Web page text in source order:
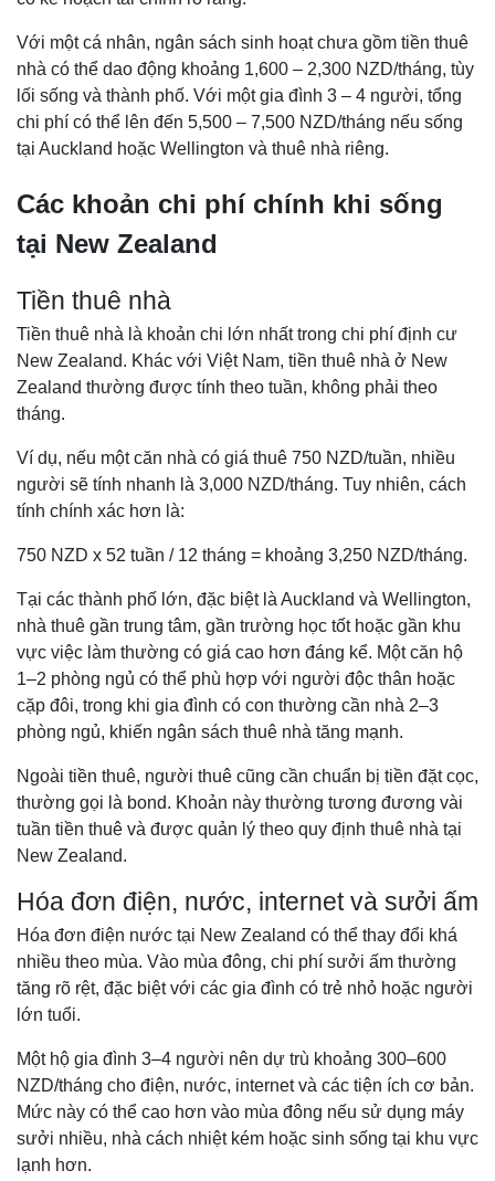
Với một cá nhân, ngân sách sinh hoạt chưa gồm tiền thuê
nhà có thể dao động khoảng 1,600 – 2,300 NZD/tháng, tùy
lối sống và thành phố. Với một gia đình 3 – 4 người, tổng
chi phí có thể lên đến 5,500 – 7,500 NZD/tháng nếu sống
tại Auckland hoặc Wellington và thuê nhà riêng.
Các khoản chi phí chính khi sống
tại New Zealand
Tiền thuê nhà
Tiền thuê nhà là khoản chi lớn nhất trong chi phí định cư
New Zealand. Khác với Việt Nam, tiền thuê nhà ở New
Zealand thường được tính theo tuần, không phải theo
tháng.
Ví dụ, nếu một căn nhà có giá thuê 750 NZD/tuần, nhiều
người sẽ tính nhanh là 3,000 NZD/tháng. Tuy nhiên, cách
tính chính xác hơn là:
750 NZD x 52 tuần / 12 tháng = khoảng 3,250 NZD/tháng.
Tại các thành phố lớn, đặc biệt là Auckland và Wellington,
nhà thuê gần trung tâm, gần trường học tốt hoặc gần khu
vực việc làm thường có giá cao hơn đáng kể. Một căn hộ
1–2 phòng ngủ có thể phù hợp với người độc thân hoặc
cặp đôi, trong khi gia đình có con thường cần nhà 2–3
phòng ngủ, khiến ngân sách thuê nhà tăng mạnh.
Ngoài tiền thuê, người thuê cũng cần chuẩn bị tiền đặt cọc,
thường gọi là bond. Khoản này thường tương đương vài
tuần tiền thuê và được quản lý theo quy định thuê nhà tại
New Zealand.
Hóa đơn điện, nước, internet và sưởi ấm
Hóa đơn điện nước tại New Zealand có thể thay đổi khá
nhiều theo mùa. Vào mùa đông, chi phí sưởi ấm thường
tăng rõ rệt, đặc biệt với các gia đình có trẻ nhỏ hoặc người
lớn tuổi.
Một hộ gia đình 3–4 người nên dự trù khoảng 300–600
NZD/tháng cho điện, nước, internet và các tiện ích cơ bản.
Mức này có thể cao hơn vào mùa đông nếu sử dụng máy
sưởi nhiều, nhà cách nhiệt kém hoặc sinh sống tại khu vực
lạnh hơn.